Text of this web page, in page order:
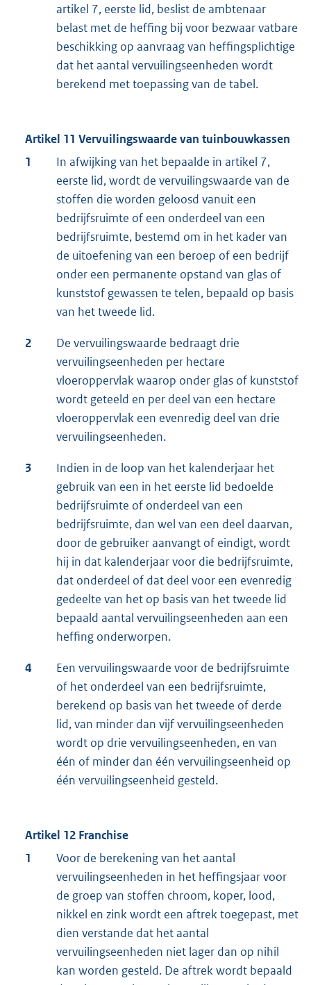
artikel 7, eerste lid, beslist de ambtenaar
belast met de heffing bij voor bezwaar vatbare
beschikking op aanvraag van heffingsplichtige
dat het aantal vervuilingseenheden wordt
berekend met toepassing van de tabel.
Artikel 11 Vervuilingswaarde van tuinbouwkassen
1
In afwijking van het bepaalde in artikel 7,
eerste lid, wordt de vervuilingswaarde van de
stoffen die worden geloosd vanuit een
bedrijfsruimte of een onderdeel van een
bedrijfsruimte, bestemd om in het kader van
de uitoefening van een beroep of een bedrijf
onder een permanente opstand van glas of
kunststof gewassen te telen, bepaald op basis
van het tweede lid.
2
De vervuilingswaarde bedraagt drie
vervuilingseenheden per hectare
vloeroppervlak waarop onder glas of kunststof
wordt geteeld en per deel van een hectare
vloeroppervlak een evenredig deel van drie
vervuilingseenheden.
3
Indien in de loop van het kalenderjaar het
gebruik van een in het eerste lid bedoelde
bedrijfsruimte of onderdeel van een
bedrijfsruimte, dan wel van een deel daarvan,
door de gebruiker aanvangt of eindigt, wordt
hij in dat kalenderjaar voor die bedrijfsruimte,
dat onderdeel of dat deel voor een evenredig
gedeelte van het op basis van het tweede lid
bepaald aantal vervuilingseenheden aan een
heffing onderworpen.
4
Een vervuilingswaarde voor de bedrijfsruimte
of het onderdeel van een bedrijfsruimte,
berekend op basis van het tweede of derde
lid, van minder dan vijf vervuilingseenheden
wordt op drie vervuilingseenheden, en van
één of minder dan één vervuilingseenheid op
één vervuilingseenheid gesteld.
Artikel 12 Franchise
1
Voor de berekening van het aantal
vervuilingseenheden in het heffingsjaar voor
de groep van stoffen chroom, koper, lood,
nikkel en zink wordt een aftrek toegepast, met
dien verstande dat het aantal
vervuilingseenheden niet lager dan op nihil
kan worden gesteld. De aftrek wordt bepaald